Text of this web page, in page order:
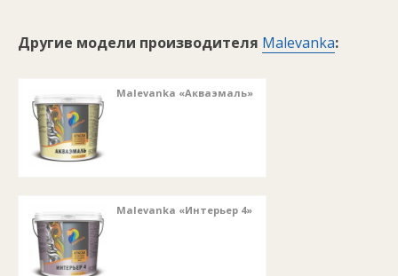
Другие модели производителя Malevanka:
Malevanka «Акваэмаль»
Malevanka «Интерьер 4»